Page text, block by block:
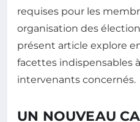
requises pour les
organisation des
présent article explore
facettes indispensables
intervenants concernés.
UN NOUVEAU